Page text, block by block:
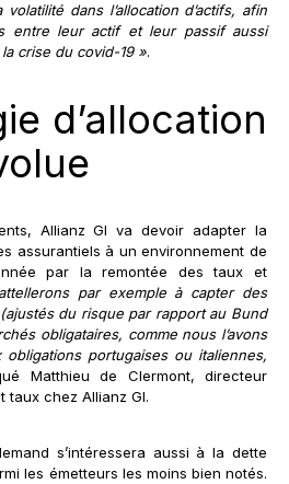
dans l’allocation d’actifs, afin
entre leur actif et leur passif aussi
crise du covid-19 ».
d’allocation
Allianz GI va devoir adapter la
assurantiels à un environnement de
par la remontée des taux et
par exemple à capter des
du risque par rapport au Bund
obligataires, comme nous l’avons
obligations portugaises ou italiennes,
Matthieu de Clermont, directeur
taux chez Allianz GI.
s’intéressera aussi à la dette
les émetteurs les moins bien notés.